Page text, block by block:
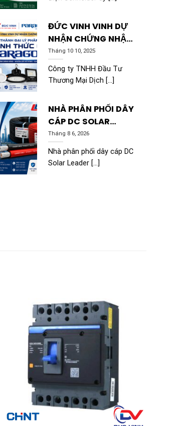
ĐỨC VINH VINH DỰ
NHẬN CHỨNG NHẬN
TRỞ THÀNH ĐẠI LÝ
PHÂN PHỐI CHÍNH
THỨC CỦA
Tháng 10 10, 2025
Công ty TNHH Đầu Tư
Thương Mại Dịch [...]
NHÀ PHÂN PHỐI DÂY
CÁP DC SOLAR
LEADER CABLE
CHÍNH HÃNG TẠI
TP.HCM | ĐỨC VINH
Tháng 8 6, 2026
Nhà phân phối dây cáp DC
Solar Leader [...]